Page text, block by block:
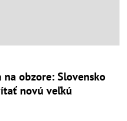
obzore: Slovensko
novú veľkú